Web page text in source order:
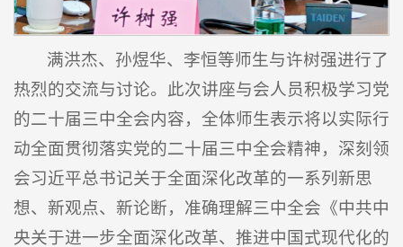
满洪杰、孙煜华、李恒等师生与许树强进行了
热烈的交流与讨论。此次讲座与会人员积极学习党
的二十届三中全会内容，全体师生表示将以实际行
动全面贯彻落实党的二十届三中全会精神，深刻领
会习近平总书记关于全面深化改革的一系列新思
想、新观点、新论断，准确理解三中全会《中共中
央关于进一步全面深化改革、推进中国式现代化的